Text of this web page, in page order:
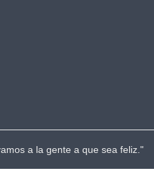
a la gente a que sea feliz."